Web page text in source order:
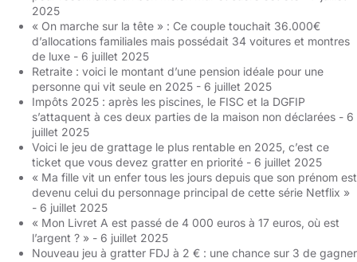
2025
« On marche sur la tête » : Ce couple touchait 36.000€
d’allocations familiales mais possédait 34 voitures et montres
de luxe - 6 juillet 2025
Retraite : voici le montant d’une pension idéale pour une
personne qui vit seule en 2025 - 6 juillet 2025
Impôts 2025 : après les piscines, le FISC et la DGFIP
s’attaquent à ces deux parties de la maison non déclarées - 6
juillet 2025
Voici le jeu de grattage le plus rentable en 2025, c’est ce
ticket que vous devez gratter en priorité - 6 juillet 2025
« Ma fille vit un enfer tous les jours depuis que son prénom est
devenu celui du personnage principal de cette série Netflix »
- 6 juillet 2025
« Mon Livret A est passé de 4 000 euros à 17 euros, où est
l’argent ? » - 6 juillet 2025
Nouveau jeu à gratter FDJ à 2 € : une chance sur 3 de gagner